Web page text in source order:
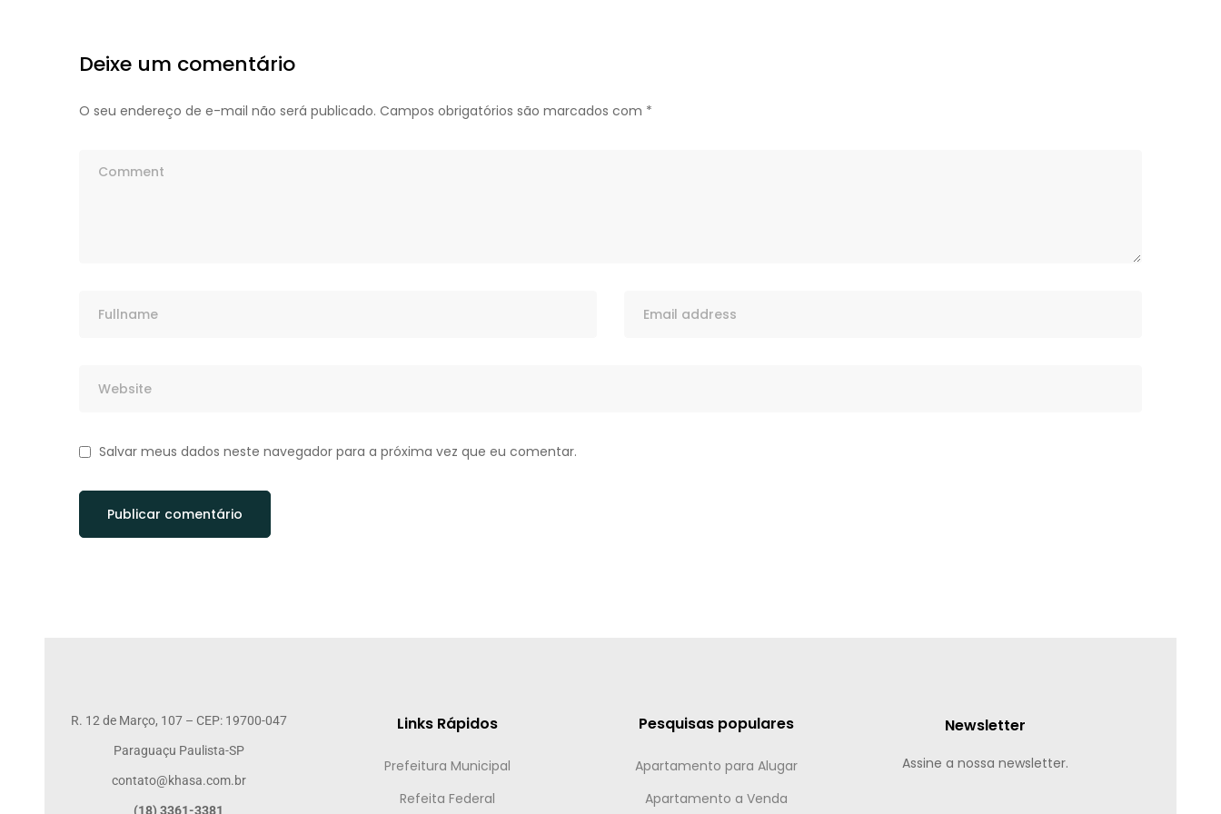
Deixe um comentário
O seu endereço de e-mail não será publicado. Campos obrigatórios são marcados com *
Salvar meus dados neste navegador para a próxima vez que eu comentar.
R. 12 de Março, 107 – CEP: 19700-047
Paraguaçu Paulista-SP
contato@khasa.com.br
(18) 3361-3381
Links Rápidos
Prefeitura Municipal
Refeita Federal
Pesquisas populares
Apartamento para Alugar
Apartamento a Venda
Newsletter
Assine a nossa newsletter.